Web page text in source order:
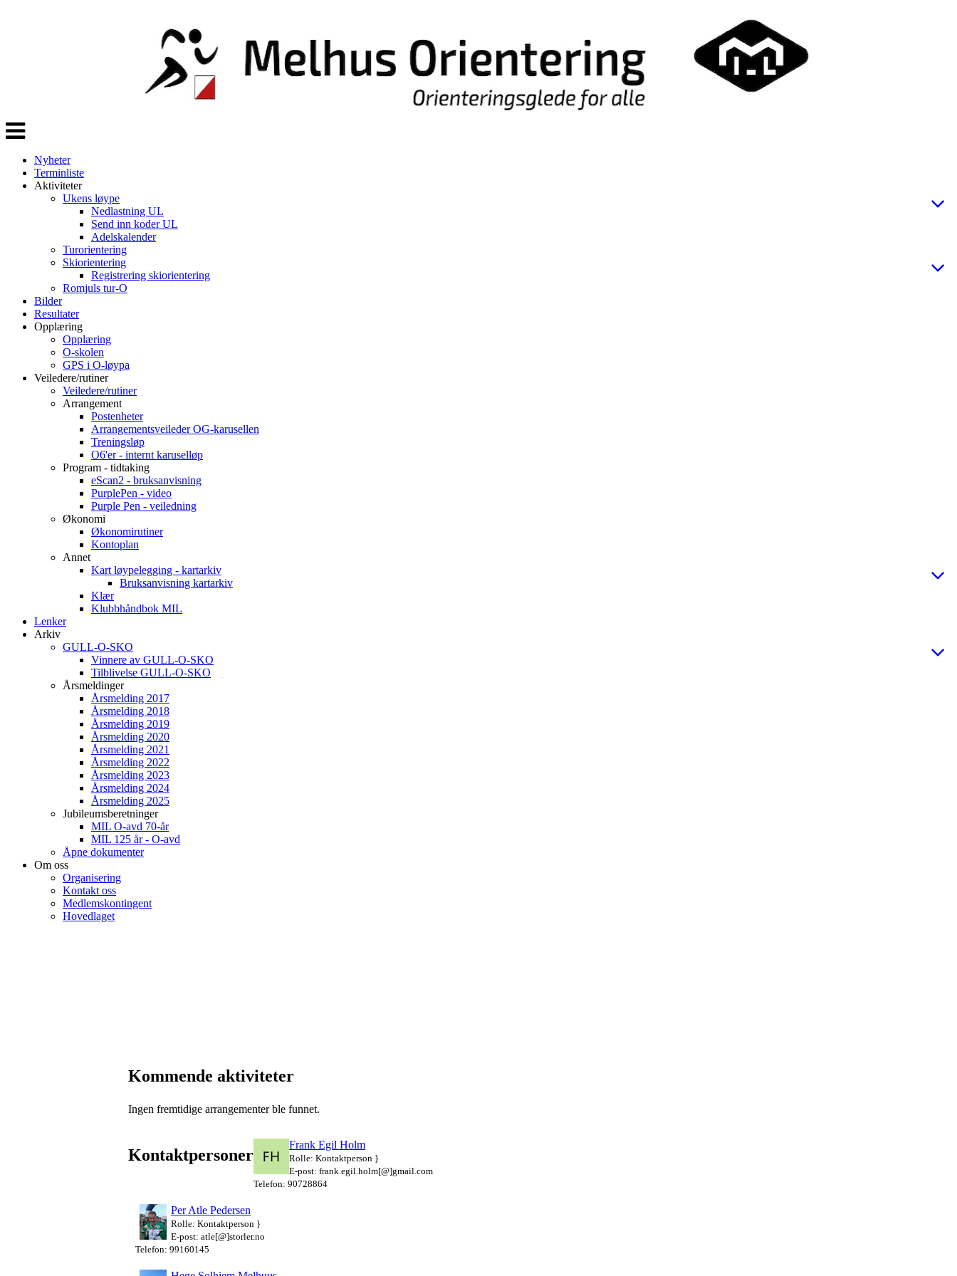
Veksle
navigasjon
Nyheter
Terminliste
Aktiviteter
Ukens løype
Nedlastning UL
Send inn koder UL
Adelskalender
Turorientering
Skiorientering
Registrering skiorientering
Romjuls tur-O
Bilder
Resultater
Opplæring
Opplæring
O-skolen
GPS i O-løypa
Veiledere/rutiner
Veiledere/rutiner
Arrangement
Postenheter
Arrangementsveileder OG-karusellen
Treningsløp
O6'er - internt karuselløp
Program - tidtaking
eScan2 - bruksanvisning
PurplePen - video
Purple Pen - veiledning
Økonomi
Økonomirutiner
Kontoplan
Annet
Kart løypelegging - kartarkiv
Bruksanvisning kartarkiv
Klær
Klubbhåndbok MIL
Lenker
Arkiv
GULL-O-SKO
Vinnere av GULL-O-SKO
Tilblivelse GULL-O-SKO
Årsmeldinger
Årsmelding 2017
Årsmelding 2018
Årsmelding 2019
Årsmelding 2020
Årsmelding 2021
Årsmelding 2022
Årsmelding 2023
Årsmelding 2024
Årsmelding 2025
Jubileumsberetninger
MIL O-avd 70-år
MIL 125 år - O-avd
Åpne dokumenter
Om oss
Organisering
Kontakt oss
Medlemskontingent
Hovedlaget
Kommende aktiviteter
Ingen fremtidige arrangementer ble funnet.
Kontaktpersoner
Frank Egil Holm
Rolle: Kontaktperson }
E-post: frank.egil.holm[@]gmail.com
Telefon: 90728864
Per Atle Pedersen
Rolle: Kontaktperson }
E-post: atle[@]storler.no
Telefon: 99160145